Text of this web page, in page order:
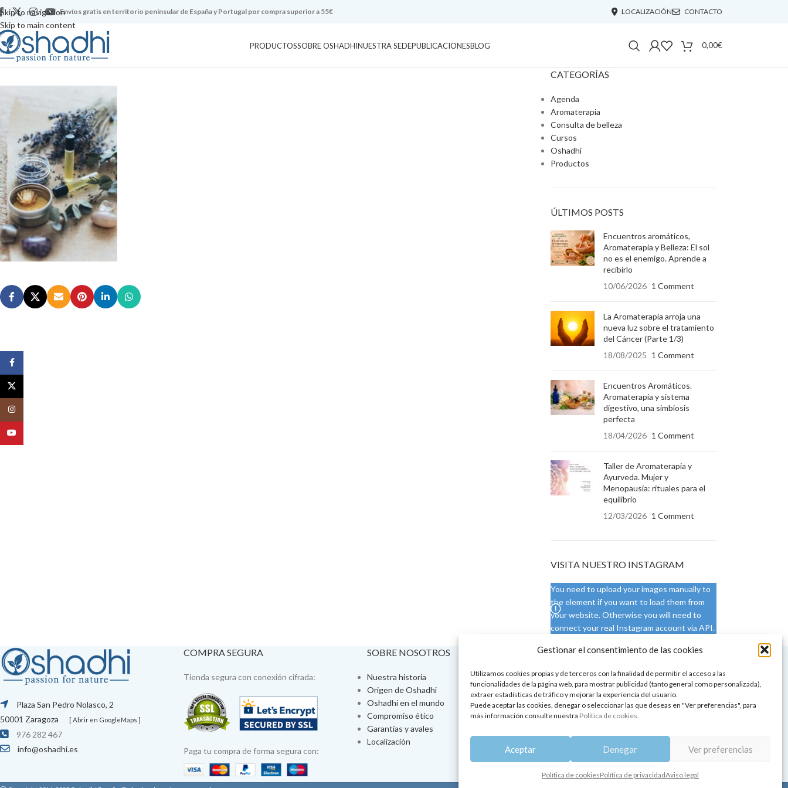
Gestionar el consentimiento de las cookies
Utilizamos cookies propias y de terceros con la finalidad de permitir el acceso a las
funcionalidades de la página web, para mostrar publicidad (tanto general como personalizada),
extraer estadísticas de tráfico y mejorar la experiencia del usuario.
Puede aceptar las cookies, denegar o seleccionar las que deseas en "Ver preferencias", para
más información consulte nuestra Política de cookies.
Aceptar Denegar Ver preferencias
Política de cookiesPolítica de privacidadAviso legal
Skip to navigation
Skip to main content
Envíos gratis en territorio peninsular de España y Portugal por compra superior a 55€ LOCALIZACIÓN CONTACTO
PRODUCTOSSOBRE OSHADHINUESTRA SEDEPUBLICACIONESBLOG 0,00€
CATEGORÍAS
Agenda
Aromaterapia
Consulta de belleza
Cursos
Oshadhi
Productos
ÚLTIMOS POSTS
Encuentros aromáticos,
Aromaterapia y Belleza: El sol
no es el enemigo. Aprende a
recibirlo
10/06/2026 1 Comment
La Aromaterapia arroja una
nueva luz sobre el tratamiento
del Cáncer (Parte 1/3)
18/08/2025 1 Comment
Encuentros Aromáticos.
Aromaterapia y sistema
digestivo, una simbiosis
perfecta
18/04/2026 1 Comment
Taller de Aromaterapia y
Ayurveda. Mujer y
Menopausia: rituales para el
equilibrio
12/03/2026 1 Comment
VISITA NUESTRO INSTAGRAM
You need to upload your images manually to
the element if you want to load them from
your website. Otherwise you will need to
connect your real Instagram account via API.
Plaza San Pedro Nolasco, 2
50001 Zaragoza
[ Abrir en GoogleMaps ]
976 282 467
info@oshadhi.es
COMPRA SEGURA
Tienda segura con conexión cifrada:
Paga tu compra de forma segura con:
SOBRE NOSOTROS
Nuestra historia
Origen de Oshadhi
Oshadhi en el mundo
Compromiso ético
Garantías y avales
Localización
VISÍTA NUESTRA SEDE
Tienda física
Talleres de aromaterapia
Tratamientos de belleza
Ayurveda
Aromaterapia y bienestar
CONDICIONES DE USO
Condiciones generales
Cambios y devoluciones
Formas de pago
Formas de envío